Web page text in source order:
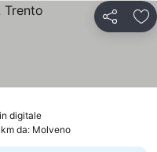
Condividi
digitaleScopri i prezzi
da: Molveno